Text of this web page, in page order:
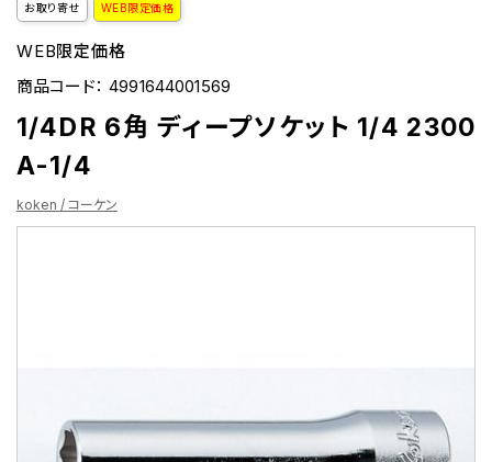
お取り寄せ WEB限定価格
WEB限定価格
商品コード：4991644001569
1/4DR 6角 ディープソケット 1/4 2300
A-1/4
koken / コーケン